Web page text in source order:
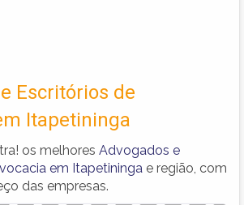
Escritórios de
Itapetininga
os melhores Advogados e
em Itapetininga e região, com
das empresas.